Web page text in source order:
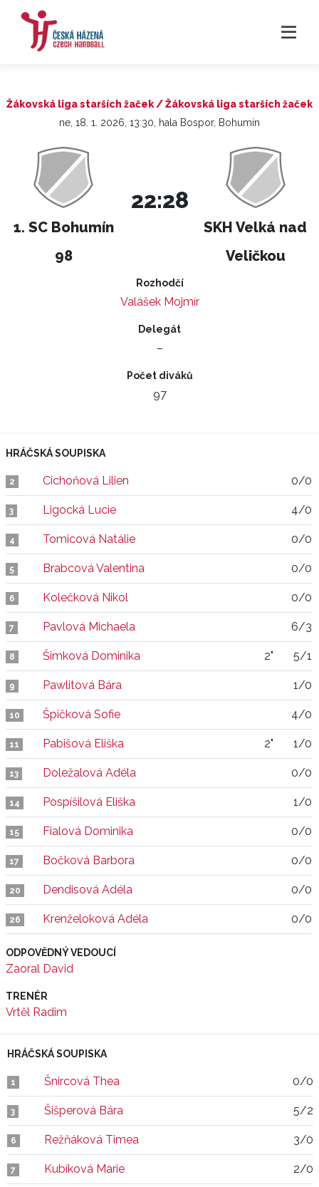
Žákovská liga starších žaček / Žákovská liga starších žaček
ne, 18. 1. 2026, 13:30, hala Bospor, Bohumín
1. SC Bohumín
98
22:28
SKH Velká nad
Veličkou
Rozhodčí
Valášek Mojmír
Delegát
–
Počet diváků
97
HRÁČSKÁ SOUPISKA
2 Cichoňová Lilien 0/0
3 Ligocká Lucie 4/0
4 Tomicová Natálie 0/0
5 Brabcová Valentina 0/0
6 Kolečková Nikol 0/0
7 Pavlová Michaela 6/3
8 Šimková Dominika 2" 5/1
9 Pawlitová Bára 1/0
10 Špičková Sofie 4/0
11 Pabišová Eliška 2" 1/0
13 Doležalová Adéla 0/0
14 Pospíšilová Eliška 1/0
15 Fialová Dominika 0/0
17 Bočková Barbora 0/0
20 Dendisová Adéla 0/0
26 Krenželoková Adéla 0/0
ODPOVĚDNÝ VEDOUCÍ
Zaoral David
TRENÉR
Vrtěl Radim
HRÁČSKÁ SOUPISKA
1 Šnircová Thea 0/0
3 Šišperová Bára 5/2
6 Režňáková Timea 3/0
7 Kubíková Marie 2/0